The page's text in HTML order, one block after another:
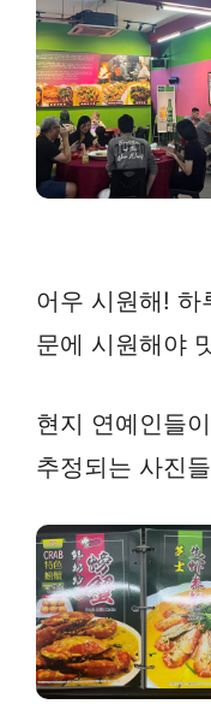
어우 시원해! 하
문에 시원해야
현지 연예인들
추정되는 사진